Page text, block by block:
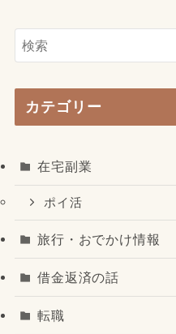
カテゴリー
在宅副業
ポイ活
旅行・おでかけ情報
借金返済の話
転職